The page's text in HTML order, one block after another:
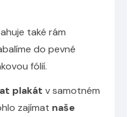
také rám
do pevné
fólií.
plakát v samotném
zajímat naše
chaterimo